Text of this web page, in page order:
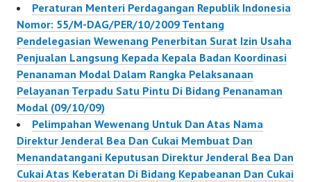
Peraturan Menteri Perdagangan Republik Indonesia
Nomor: 55/M-DAG/PER/10/2009 Tentang
Pendelegasian Wewenang Penerbitan Surat Izin Usaha
Penjualan Langsung Kepada Kepala Badan Koordinasi
Penanaman Modal Dalam Rangka Pelaksanaan
Pelayanan Terpadu Satu Pintu Di Bidang Penanaman
Modal (09/10/09)
Pelimpahan Wewenang Untuk Dan Atas Nama
Direktur Jenderal Bea Dan Cukai Membuat Dan
Menandatangani Keputusan Direktur Jenderal Bea Dan
Cukai Atas Keberatan Di Bidang Kepabeanan Dan Cukai